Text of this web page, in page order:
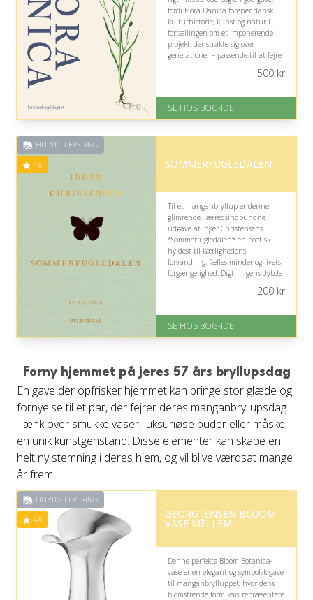
fordi Flora Danica forener dansk
kulturhistorie, kunst og natur i
fortællingen om et imponerende
projekt, der strakte sig over
generationer – passende til at fejre
forventet leveringstid
Fremragende Trustpilot rating
500kr
SE HOS BOG-IDE
HURTIG LEVERING
4.6 SOMMERFUGLEDALEN
Til et manganbryllup er denne
glimrende, lærredsindbundne
udgave af Inger Christensens
*Sommerfugledalen* en poetisk
hyldest til kærlighedens
forvandling, fælles minder og livets
forgængelighed. Digtningens dybde
På lager
Levering: 1-3 hverdage -
Gratis fragt
Fremragende Trustpilot rating
på 4.6 ud af 5
200kr
SE HOS BOG-IDE
Forny hjemmet på jeres 57 års bryllupsdag
En gave der opfrisker hjemmet kan bringe stor glæde og
fornyelse til et par, der fejrer deres manganbryllupsdag.
Tænk over smukke vaser, luksuriøse puder eller måske
en unik kunstgenstand. Disse elementer kan skabe en
helt ny stemning i deres hjem, og vil blive værdsat mange
år frem.
HURTIG LEVERING
4.8 GEORG JENSEN BLOOM
VASE MELLEM
Denne perfekte Bloom Botanica-
vase er en elegant og symbolsk gave
til manganbrylluppet, hvor dens
blomstrende form kan repræsentere